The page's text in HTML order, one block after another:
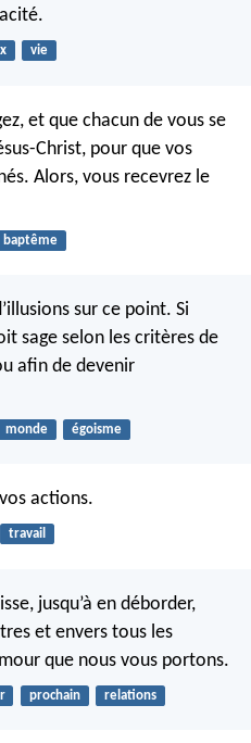
vie
et que chacun de vous se
Christ, pour que vos
Alors, vous recevrez le
baptême
sur ce point. Si
sage selon les critères de
afin de devenir
monde égoisme
actions.
travail
jusqu’à en déborder,
et envers tous les
que nous vous portons.
prochain relations